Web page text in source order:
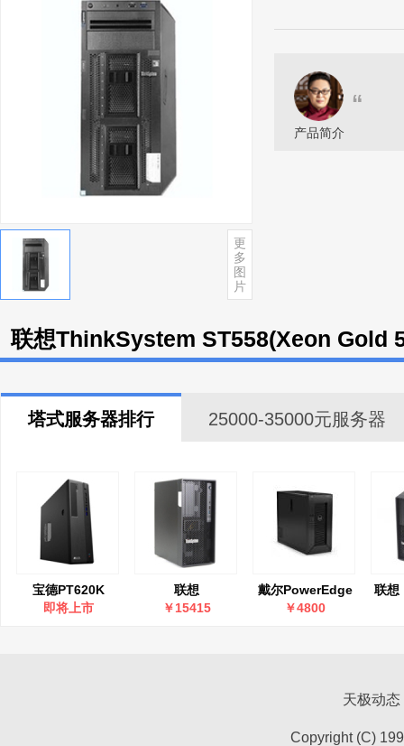
更
多
图
片
产品简介
“
联想ThinkSystem ST558(Xeon Gold
塔式服务器排行 25000-35000元服务器
宝德PT620K
即将上市
联想
lenovo()ThinkSystem
￥15415
戴尔PowerEdge
T20(1226V3)
￥4800
联想
天极动态
Copyright (C)